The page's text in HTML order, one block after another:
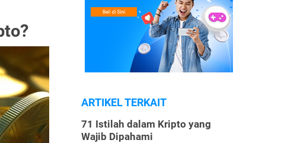
ARTIKEL TERKAIT
71 Istilah dalam Kripto yang
Wajib Dipahami